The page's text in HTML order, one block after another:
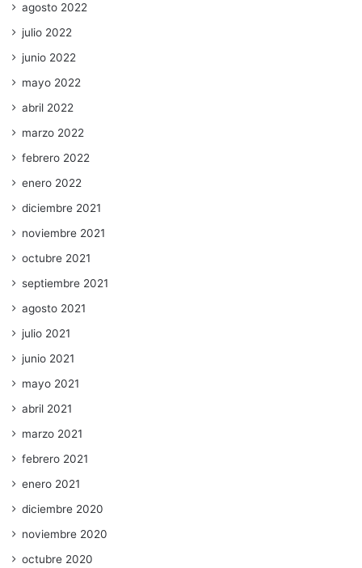
agosto 2022
julio 2022
junio 2022
mayo 2022
abril 2022
marzo 2022
febrero 2022
enero 2022
diciembre 2021
noviembre 2021
octubre 2021
septiembre 2021
agosto 2021
julio 2021
junio 2021
mayo 2021
abril 2021
marzo 2021
febrero 2021
enero 2021
diciembre 2020
noviembre 2020
octubre 2020